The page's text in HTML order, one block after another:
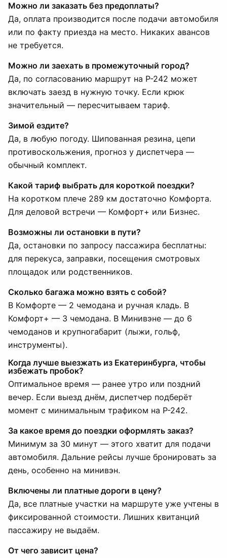
Можно ли заказать без предоплаты?
Да, оплата производится после подачи автомобиля
или по факту приезда на место. Никаких авансов
не требуется.
Можно ли заехать в промежуточный город?
Да, по согласованию маршрут на Р-242 может
включать заезд в нужную точку. Если крюк
значительный — пересчитываем тариф.
Зимой ездите?
Да, в любую погоду. Шипованная резина, цепи
противоскольжения, прогноз у диспетчера —
обычный комплект.
Какой тариф выбрать для короткой поездки?
На коротком плече 289 км достаточно Комфорта.
Для деловой встречи — Комфорт+ или Бизнес.
Возможны ли остановки в пути?
Да, остановки по запросу пассажира бесплатны:
для перекуса, заправки, посещения смотровых
площадок или родственников.
Сколько багажа можно взять с собой?
В Комфорте — 2 чемодана и ручная кладь. В
Комфорт+ — 3 чемодана. В Минивэне — до 6
чемоданов и крупногабарит (лыжи, гольф,
инструменты).
Когда лучше выезжать из Екатеринбурга, чтобы
избежать пробок?
Оптимальное время — ранее утро или поздний
вечер. Если выезд днём, диспетчер подберёт
момент с минимальным трафиком на Р-242.
За какое время до поездки оформлять заказ?
Минимум за 30 минут — этого хватит для подачи
автомобиля. Дальние рейсы лучше бронировать за
день, особенно на минивэн.
Включены ли платные дороги в цену?
Да, все платные участки на маршруте уже учтены в
фиксированной стоимости. Лишних квитанций
пассажиру не выдаём.
От чего зависит цена?